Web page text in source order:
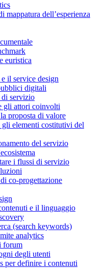
mappatura dell’esperienza
euristica
il service design
digitali
servizio
gli attori coinvolti
proposta di valore
gli elementi costitutivi del
del servizio
i flussi di servizio
co-progettazione
e il linguaggio
(search keywords)
analytics
forum
degli utenti
per definire i contenuti